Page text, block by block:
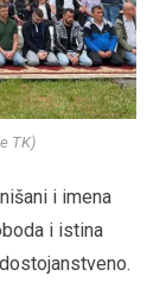
TK)
i imena
i istina